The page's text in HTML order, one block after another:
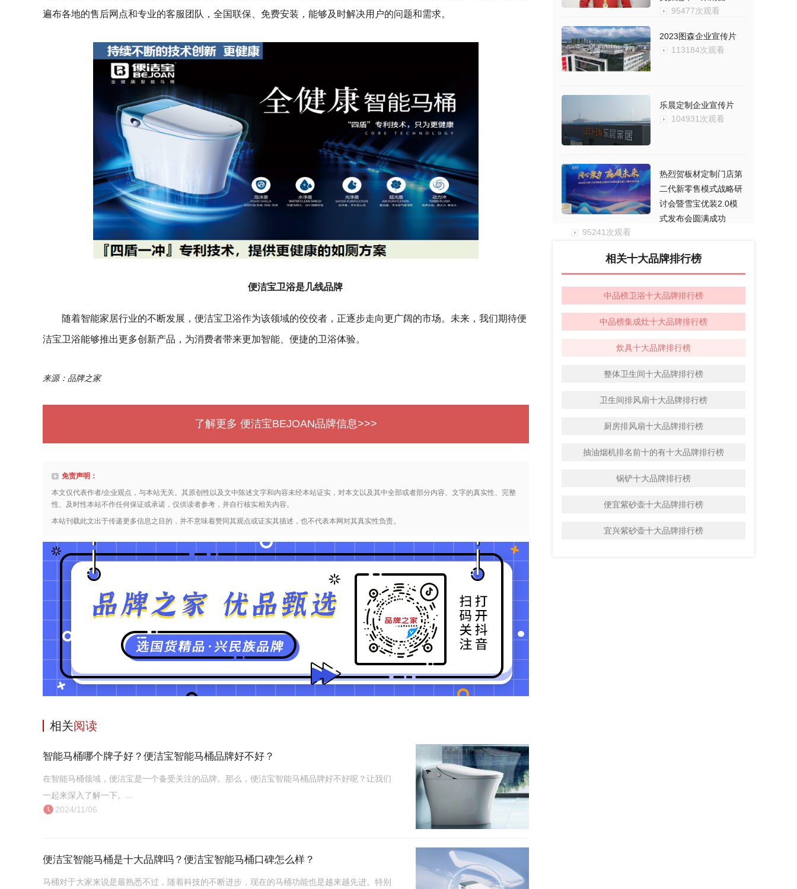
遍布各地的售后网点和专业的客服团队，全国联保、免费安装，能够及时解决用户的问题和需求。
便洁宝卫浴是几线品牌
随着智能家居行业的不断发展，便洁宝卫浴作为该领域的佼佼者，正逐步走向更广阔的市场。未来，我们期待便
洁宝卫浴能够推出更多创新产品，为消费者带来更加智能、便捷的卫浴体验。
来源：品牌之家
了解更多 便洁宝BEJOAN品牌信息>>>
免责声明：
本文仅代表作者/企业观点，与本站无关。其原创性以及文中陈述文字和内容未经本站证实，对本文以及其中全部或者部分内容、文字的真实性、完整
性、及时性本站不作任何保证或承诺，仅供读者参考，并自行核实相关内容。
本站刊载此文出于传递更多信息之目的，并不意味着赞同其观点或证实其描述，也不代表本网对其真实性负责。
相关阅读
智能马桶哪个牌子好？便洁宝智能马桶品牌好不好？
在智能马桶领域，便洁宝是一个备受关注的品牌。那么，便洁宝智能马桶品牌好不好呢？让我们
一起来深入了解一下。...
2024/11/06
便洁宝智能马桶是十大品牌吗？便洁宝智能马桶口碑怎么样？
马桶对于大家来说是最熟悉不过，随着科技的不断进步，现在的马桶功能也是越来越先进。特别
95477次观看
2023图森企业宣传片
113184次观看
乐晨定制企业宣传片
104931次观看
热烈贺板材定制门店第
二代新零售模式战略研
讨会暨雪宝优装2.0模
式发布会圆满成功
95241次观看
相关十大品牌排行榜
中品榜卫浴十大品牌排行榜
中品榜集成灶十大品牌排行榜
炊具十大品牌排行榜
整体卫生间十大品牌排行榜
卫生间排风扇十大品牌排行榜
厨房排风扇十大品牌排行榜
抽油烟机排名前十的有十大品牌排行榜
锅铲十大品牌排行榜
便宜紫砂壶十大品牌排行榜
宜兴紫砂壶十大品牌排行榜